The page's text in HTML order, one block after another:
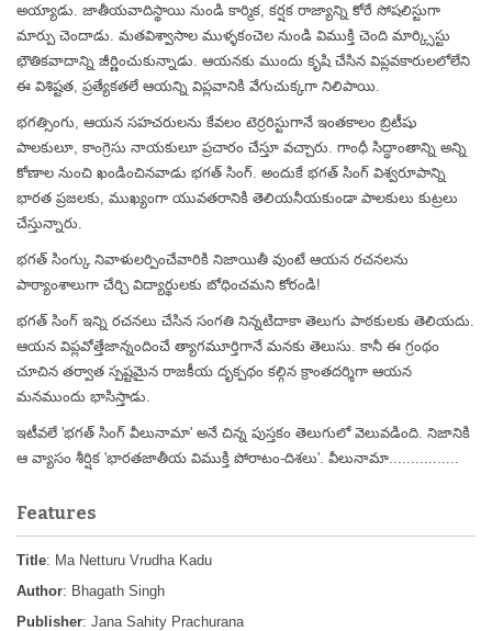
అయ్యాడు. జాతీయవాదిస్థాయి నుండి కార్మిక, కర్షక రాజ్యాన్ని కోరే సోషలిస్టుగా
మార్పు చెందాడు. మతవిశ్వాసాల ముళ్ళకంచెల నుండి విముక్తి చెంది మార్క్సిస్టు
భౌతికవాదాన్ని జీర్ణించుకున్నాడు. ఆయనకు ముందు కృషి చేసిన విప్లవకారులలోలేని
ఈ విశిష్టత, ప్రత్యేకతలే ఆయన్ని విప్లవానికి వేగుచుక్కగా నిలిపాయి.
భగత్సింగు, ఆయన సహచరులను కేవలం టెర్రరిస్టుగానే ఇంతకాలం బ్రిటీషు
పాలకులూ, కాంగ్రెసు నాయకులూ ప్రచారం చేస్తూ వచ్చారు. గాంధీ సిద్ధాంతాన్ని అన్ని
కోణాల నుంచి ఖండించినవాడు భగత్ సింగ్. అందుకే భగత్ సింగ్ విశ్వరూపాన్ని
భారత ప్రజలకు, ముఖ్యంగా యువతరానికి తెలియనీయకుండా పాలకులు కుట్రలు
చేస్తున్నారు.
భగత్ సింగ్కు నివాళులర్పించేవారికి నిజాయితీ వుంటే ఆయన రచనలను
పాఠ్యాంశాలుగా చేర్చి విద్యార్థులకు బోధించమని కోరండి!
భగత్ సింగ్ ఇన్ని రచనలు చేసిన సంగతి నిన్నటిదాకా తెలుగు పాఠకులకు తెలియదు.
ఆయన విప్లవోత్తేజాన్నందించే త్యాగమూర్తిగానే మనకు తెలుసు. కానీ ఈ గ్రంథం
చూచిన తర్వాత స్పష్టమైన రాజకీయ దృక్పథం కల్గిన క్రాంతదర్శిగా ఆయన
మనముందు భాసిస్తాడు.
ఇటీవలే 'భగత్ సింగ్ వీలునామా' అనే చిన్న పుస్తకం తెలుగులో వెలువడింది. నిజానికి
ఆ వ్యాసం శీర్షిక 'భారతజాతీయ విముక్తి పోరాటం-దిశలు'. వీలునామా................
Features
Title: Ma Netturu Vrudha Kadu
Author: Bhagath Singh
Publisher: Jana Sahity Prachurana